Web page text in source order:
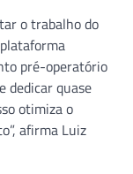
o trabalho do
pré-operatório
dedicar quase
otimiza o
afirma Luiz